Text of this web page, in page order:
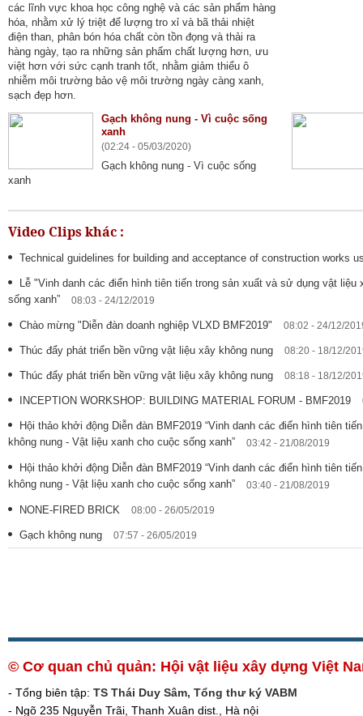
các lĩnh vực khoa học công nghệ và các sản phẩm hàng
hóa, nhằm xử lý triệt để lượng tro xỉ và bã thải nhiệt
điện than, phân bón hóa chất còn tồn đọng và thải ra
hàng ngày, tạo ra những sản phẩm chất lượng hơn, ưu
việt hơn với sức cạnh tranh tốt, nhằm giảm thiểu ô
nhiễm môi trường bảo vệ môi trường ngày càng xanh,
sạch đẹp hơn.
Gạch không nung - Vì cuộc sống
xanh
(02:24 - 05/03/2020)
Gạch không nung - Vì cuộc sống
xanh
Video Clips khác :
Technical guidelines for building and acceptance of construction works
Lễ "Vinh danh các điển hình tiên tiến trong sản xuất và sử dụng vật
sống xanh” 08:03 - 24/12/2019
Chào mừng "Diễn đàn doanh nghiệp VLXD BMF2019" 08:02 - 24/12/
Thúc đẩy phát triển bền vững vật liệu xây không nung 08:20 - 18/12/
Thúc đẩy phát triển bền vững vật liệu xây không nung 08:18 - 18/12/
INCEPTION WORKSHOP: BUILDING MATERIAL FORUM - BMF2019
Hội thảo khởi động Diễn đàn BMF2019 “Vinh danh các điển hình tiên
không nung - Vật liệu xanh cho cuộc sống xanh” 03:42 - 21/08/2019
Hội thảo khởi động Diễn đàn BMF2019 “Vinh danh các điển hình tiên
không nung - Vật liệu xanh cho cuộc sống xanh” 03:40 - 21/08/2019
NONE-FIRED BRICK 08:00 - 26/05/2019
Gạch không nung 07:57 - 26/05/2019
© Cơ quan chủ quản: Hội vật liệu xây dựng Việt
- Tổng biên tập: TS Thái Duy Sâm, Tổng thư ký VABM
- Ngõ 235 Nguyễn Trãi, Thanh Xuân dist., Hà nội